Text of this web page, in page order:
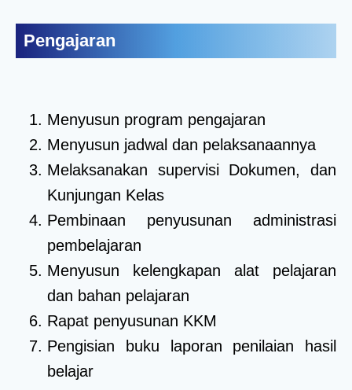
Pengajaran
Menyusun program pengajaran
Menyusun jadwal dan pelaksanaannya
Melaksanakan supervisi Dokumen, dan
Kunjungan Kelas
Pembinaan penyusunan administrasi
pembelajaran
Menyusun kelengkapan alat pelajaran
dan bahan pelajaran
Rapat penyusunan KKM
Pengisian buku laporan penilaian hasil
belajar